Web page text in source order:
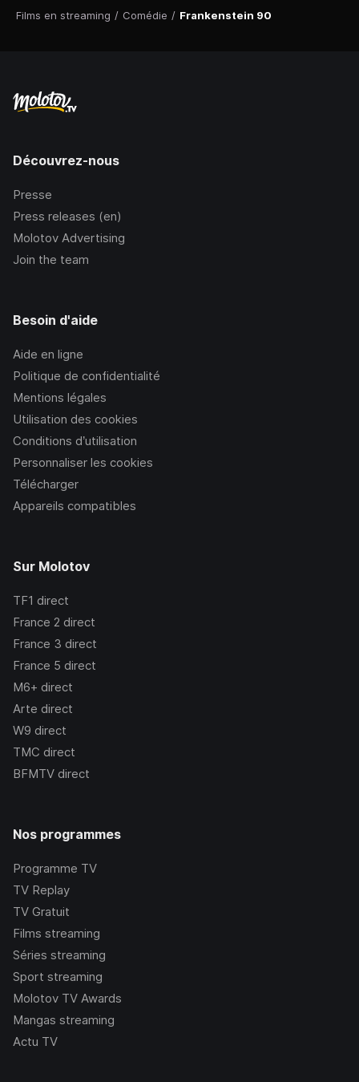
Films en streaming / Comédie / Frankenstein 90
Découvrez-nous
Presse
Press releases (en)
Molotov Advertising
Join the team
Besoin d'aide
Aide en ligne
Politique de confidentialité
Mentions légales
Utilisation des cookies
Conditions d’utilisation
Personnaliser les cookies
Télécharger
Appareils compatibles
Sur Molotov
TF1 direct
France 2 direct
France 3 direct
France 5 direct
M6+ direct
Arte direct
W9 direct
TMC direct
BFMTV direct
Nos programmes
Programme TV
TV Replay
TV Gratuit
Films streaming
Séries streaming
Sport streaming
Molotov TV Awards
Mangas streaming
Actu TV